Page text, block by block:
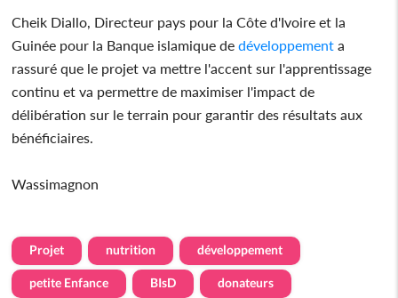
Cheik Diallo, Directeur pays pour la Côte d'Ivoire et la
Guinée pour la Banque islamique de développement a
rassuré que le projet va mettre l'accent sur l'apprentissage
continu et va permettre de maximiser l'impact de
délibération sur le terrain pour garantir des résultats aux
bénéficiaires.
Wassimagnon
Projet nutrition développement
petite Enfance BIsD donateurs